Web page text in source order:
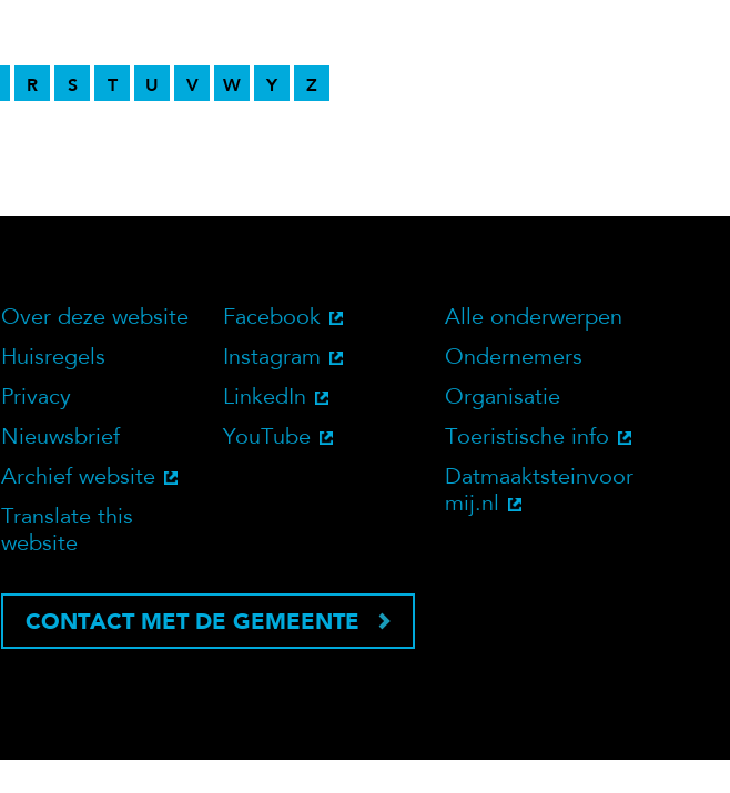
R S T U V W Y Z
Over deze website
Over deze website
Huisregels
Privacy
Nieuwsbrief
Archief website
Translate this
website
Social Media
Facebook
Instagram
LinkedIn
YouTube
Doelgroepen
Alle onderwerpen
Ondernemers
Organisatie
Toeristische info
Datmaaktsteinvoor
mij.nl
CONTACT MET DE GEMEENTE